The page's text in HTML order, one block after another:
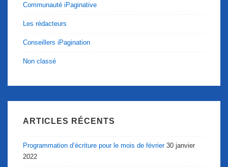
Communauté iPaginative
Les rédacteurs
Conseillers iPagination
Non classé
ARTICLES RÉCENTS
Programmation d’écriture pour le mois de février 30 janvier
2022